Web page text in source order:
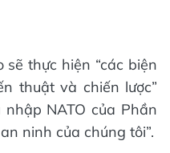
thực hiện “các biện
thuật và chiến lược”
NATO của Phần
ninh của chúng tôi”.